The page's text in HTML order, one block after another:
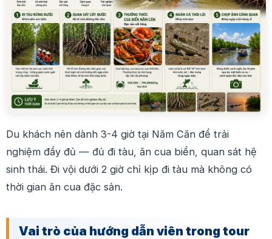
Du khách nên dành 3-4 giờ tại Năm Căn để trải
nghiệm đầy đủ — đủ đi tàu, ăn cua biển, quan sát hệ
sinh thái. Đi vội dưới 2 giờ chỉ kịp đi tàu mà không có
thời gian ăn cua đặc sản.
Vai trò của hướng dẫn viên trong tour